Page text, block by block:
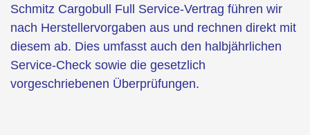
Schmitz Cargobull Full Service-Vertrag führen wir
nach Herstellervorgaben aus und rechnen direkt mit
diesem ab. Dies umfasst auch den halbjährlichen
Service-Check sowie die gesetzlich
vorgeschriebenen Überprüfungen.